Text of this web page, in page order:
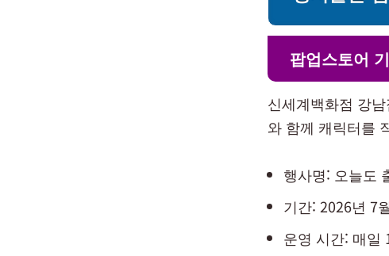
팝업스토어
신세계백화점 강
와 함께 캐릭터를
행사명: 오늘도
기간: 2026년 7
운영 시간: 매일